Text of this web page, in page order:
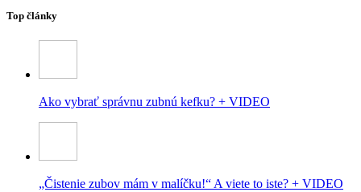
Top články
Ako vybrať správnu zubnú kefku? + VIDEO
„Čistenie zubov mám v malíčku!“ A viete to iste? + VIDEO